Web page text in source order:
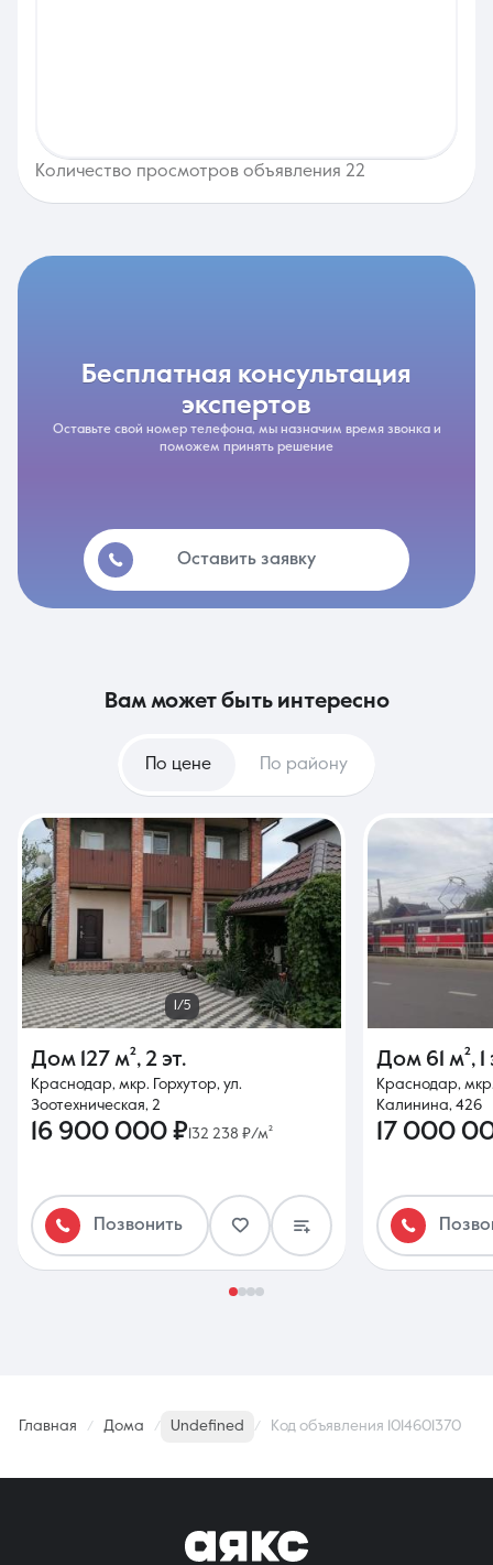
Количество просмотров объявления 22
бесплатная консультация
экспертов
Оставьте свой номер телефона, мы назначим время звонка и
поможем принять решение
Оставить заявку
вам может быть интересно
По цене По району
1/5
Дом 127 м², 2 эт.
Краснодар, мкр. Горхутор, ул.
Зоотехническая, 2
16 900 000 ₽ 132 238 ₽/м²
Позвонить
Дом 61 м², 1
Краснодар,
Калинина, 426
17 000
Главная Дома Undefined Код объявления 1014601370